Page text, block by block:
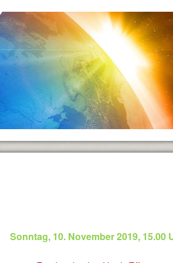
Sonntag, 10. November 2019, 15.00